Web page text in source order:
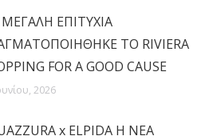
ΕΠΙΤΥΧΙΑ
ΤΟ RIVIERA
FOR A GOOD CAUSE
2026
x ELPIDA Η ΝΕΑ